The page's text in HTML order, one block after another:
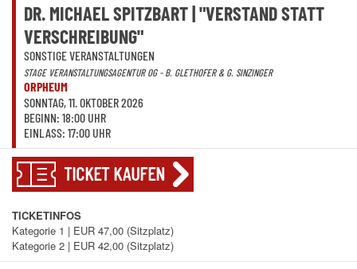
DR. MICHAEL SPITZBART | "VERSTAND STATT
VERSCHREIBUNG"
SONSTIGE VERANSTALTUNGEN
STAGE VERANSTALTUNGSAGENTUR OG - B. GLETHOFER & G. SINZINGER
ORPHEUM
SONNTAG, 11. OKTOBER 2026
BEGINN: 18:00 UHR
EINLASS: 17:00 UHR
TICKET KAUFEN
TICKETINFOS
Kategorie 1 | EUR 47,00 (Sitzplatz)
Kategorie 2 | EUR 42,00 (Sitzplatz)